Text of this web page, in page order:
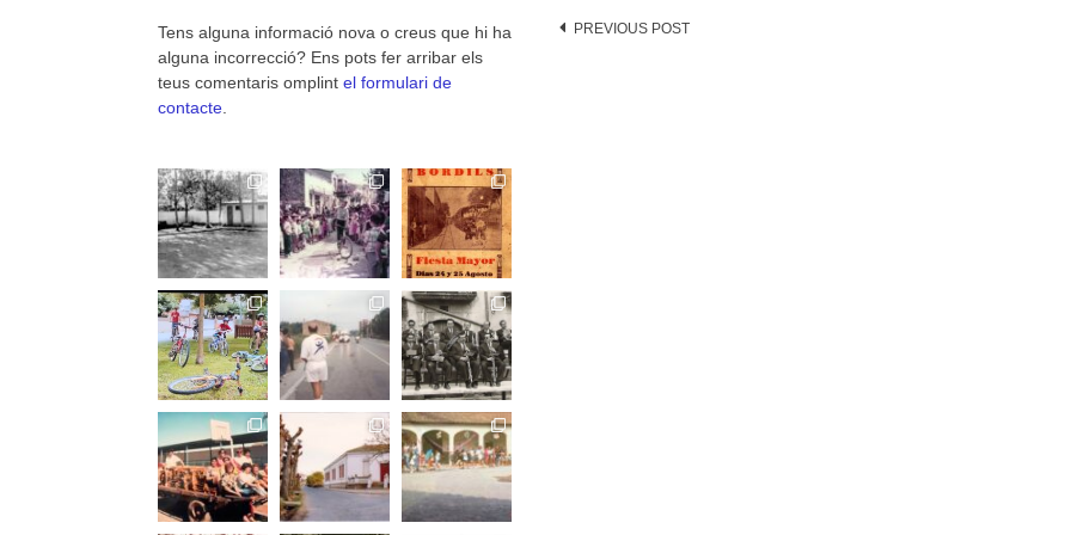
Post
PREVIOUS POST
Tens alguna informació nova o creus que hi ha
alguna incorrecció? Ens pots fer arribar els
teus comentaris omplint el formulari de
contacte